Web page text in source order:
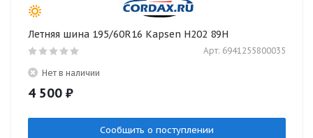
Летняя шина 195/60R16 Kapsen H202 89H
Арт: 6941255800035
Нет в наличии
4 500 ₽
Сообщить о поступлении